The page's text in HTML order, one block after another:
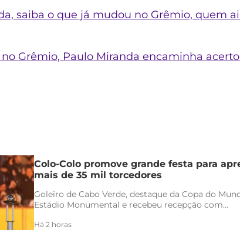
saiba o que já mudou no Grêmio, quem
Grêmio, Paulo Miranda encaminha
Colo-Colo promove grande festa para
mais de 35 mil torcedores
Goleiro de Cabo Verde, destaque da Copa do
Estádio Monumental e recebeu recepção com...
Há 2 horas